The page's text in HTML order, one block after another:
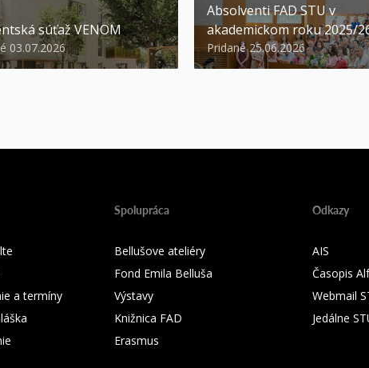
súťaž VENOM
03.07.2026
Absolventi FAD STU v
akademickom roku 2025/
Pridané 25.06.2026
a termíny
Spolupráca
Bellušove ateliéry
Fond Emila Belluša
Výstavy
Knižnica FAD
Erasmus
Odkazy
AIS
Časopis
Webmail
Jedálne